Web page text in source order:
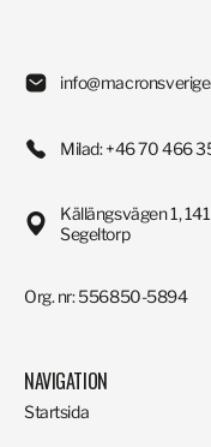
Milad: +46 70 466
Källängsvägen 1,
Segeltorp
Org. nr: 556850-5894
NAVIGATION
Startsida